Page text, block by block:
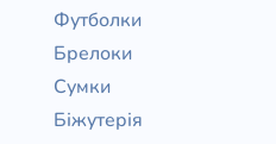
Футболки
Брелоки
Сумки
Біжутерія